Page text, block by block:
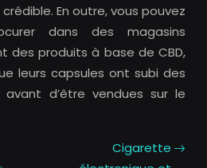
En outre, vous pouvez
dans des magasins
des produits à base de CBD,
leurs capsules ont subi des
d’être vendues sur le
Cigarette